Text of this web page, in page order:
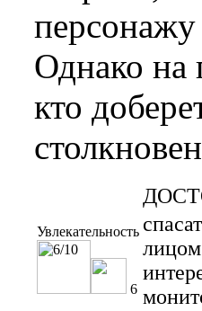
Однако на
кто
Увлекательность
6